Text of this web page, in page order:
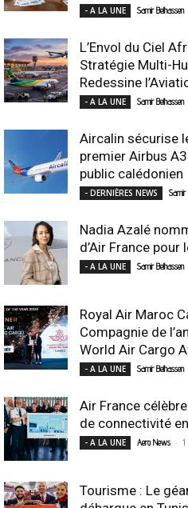
- A LA UNE Samir Belhassen
L’Envol du Ciel
Stratégie Multi-
Redessine
- A LA UNE Samir Belhassen
Aircalin sécurise
premier Airbus
public calédonien
- DERNIÈRES NEWS Samir
Nadia Azalé
d’Air France
- A LA UNE Samir Belhassen
Royal Air Maroc
Compagnie de
World Air Cargo
- A LA UNE Samir Belhassen
Air France
de connectivité
- A LA UNE Aero News -
Tourisme : Le